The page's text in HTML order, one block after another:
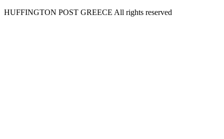
HUFFINGTON POST GREECE All rights reserved